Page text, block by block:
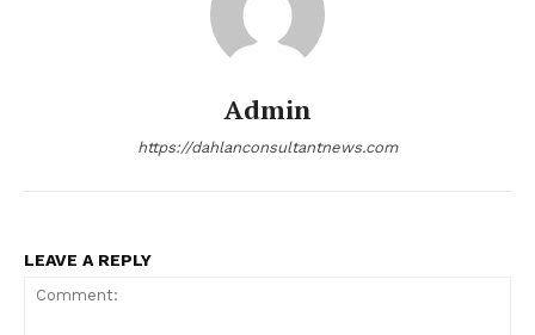
Admin
https://dahlanconsultantnews.com
LEAVE A REPLY